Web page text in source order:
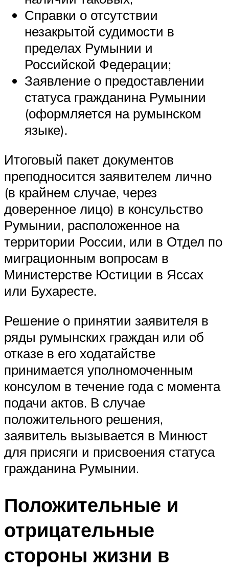
Справки о отсутствии
незакрытой судимости в
пределах Румынии и
Российской Федерации;
Заявление о предоставлении
статуса гражданина Румынии
(оформляется на румынском
языке).
Итоговый пакет документов
преподносится заявителем лично
(в крайнем случае, через
доверенное лицо) в консульство
Румынии, расположенное на
территории России, или в Отдел по
миграционным вопросам в
Министерстве Юстиции в Яссах
или Бухаресте.
Решение о принятии заявителя в
ряды румынских граждан или об
отказе в его ходатайстве
принимается уполномоченным
консулом в течение года с момента
подачи актов. В случае
положительного решения,
заявитель вызывается в Минюст
для присяги и присвоения статуса
гражданина Румынии.
Положительные и
отрицательные
стороны жизни в